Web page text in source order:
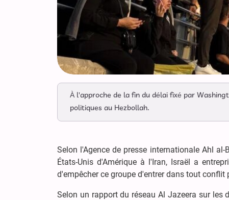
À l'approche de la fin du délai fixé par
politiques au Hezbollah.
Selon l'Agence de presse internationale Ahl
États-Unis d'Amérique à l'Iran, Israël a
d'empêcher ce groupe d'entrer dans tout conflit
Selon un rapport du réseau Al Jazeera sur les